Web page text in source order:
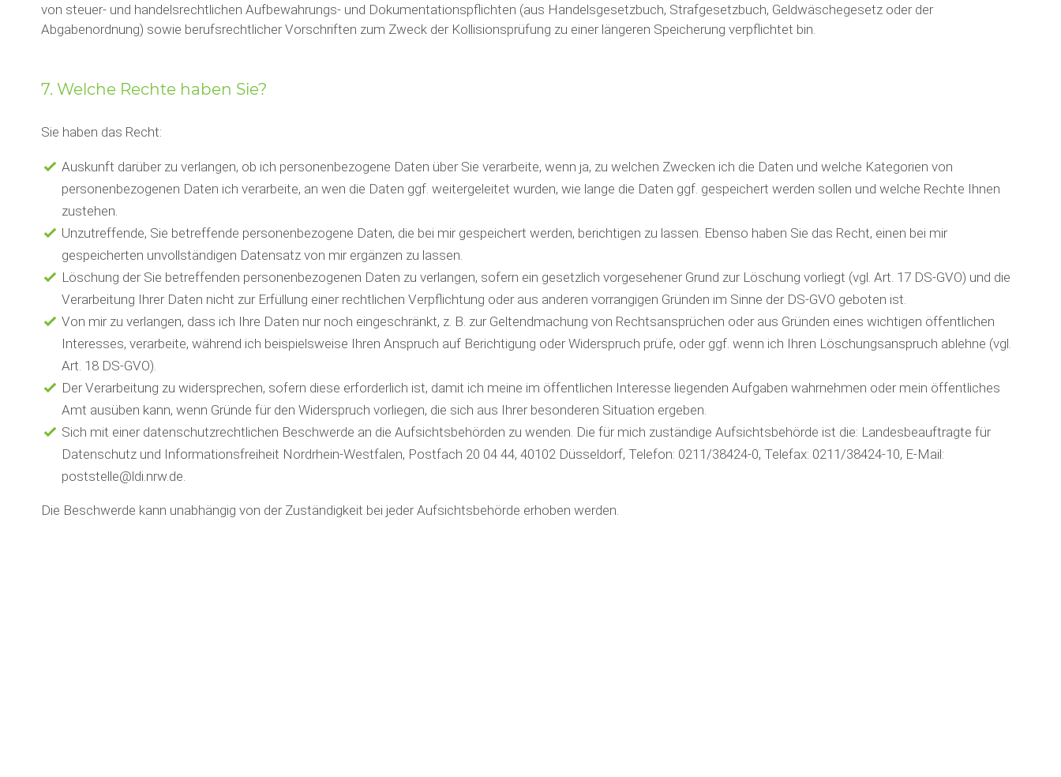
von steuer- und handelsrechtlichen Aufbewahrungs- und Dokumentationspflichten (aus Handelsgesetzbuch, Strafgesetzbuch, Geldwäschegesetz oder der
Abgabenordnung) sowie berufsrechtlicher Vorschriften zum Zweck der Kollisionsprüfung zu einer längeren Speicherung verpflichtet bin.
7. Welche Rechte haben Sie?
Sie haben das Recht:
Auskunft darüber zu verlangen, ob ich personenbezogene Daten über Sie verarbeite, wenn ja, zu welchen Zwecken ich die Daten und welche Kategorien von
personenbezogenen Daten ich verarbeite, an wen die Daten ggf. weitergeleitet wurden, wie lange die Daten ggf. gespeichert werden sollen und welche Rechte Ihnen
zustehen.
Unzutreffende, Sie betreffende personenbezogene Daten, die bei mir gespeichert werden, berichtigen zu lassen. Ebenso haben Sie das Recht, einen bei mir
gespeicherten unvollständigen Datensatz von mir ergänzen zu lassen.
Löschung der Sie betreffenden personenbezogenen Daten zu verlangen, sofern ein gesetzlich vorgesehener Grund zur Löschung vorliegt (vgl. Art. 17 DS-GVO) und die
Verarbeitung Ihrer Daten nicht zur Erfüllung einer rechtlichen Verpflichtung oder aus anderen vorrangigen Gründen im Sinne der DS-GVO geboten ist.
Von mir zu verlangen, dass ich Ihre Daten nur noch eingeschränkt, z. B. zur Geltendmachung von Rechtsansprüchen oder aus Gründen eines wichtigen öffentlichen
Interesses, verarbeite, während ich beispielsweise Ihren Anspruch auf Berichtigung oder Widerspruch prüfe, oder ggf. wenn ich Ihren Löschungsanspruch ablehne (vgl.
Art. 18 DS-GVO).
Der Verarbeitung zu widersprechen, sofern diese erforderlich ist, damit ich meine im öffentlichen Interesse liegenden Aufgaben wahrnehmen oder mein öffentliches
Amt ausüben kann, wenn Gründe für den Widerspruch vorliegen, die sich aus Ihrer besonderen Situation ergeben.
Sich mit einer datenschutzrechtlichen Beschwerde an die Aufsichtsbehörden zu wenden. Die für mich zuständige Aufsichtsbehörde ist die: Landesbeauftragte für
Datenschutz und Informationsfreiheit Nordrhein-Westfalen, Postfach 20 04 44, 40102 Düsseldorf, Telefon: 0211/38424-0, Telefax: 0211/38424-10, E-Mail:
poststelle@ldi.nrw.de.
Die Beschwerde kann unabhängig von der Zuständigkeit bei jeder Aufsichtsbehörde erhoben werden.